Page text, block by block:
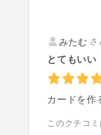
みたむ
とてもいい
カードを作
このクチコ